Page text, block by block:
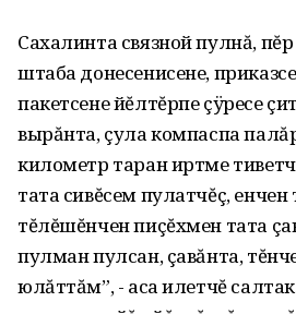
Сахалинта связной пулнă,
штаба донесенисене,
пакетсене йĕлтĕрпе çÿресе
вырăнта, çула компаспа
километр таран иртме
тата сивĕсем пулатчĕç, енчен
тĕлĕшĕнчен пиçĕхмен тата
пулман пулсан, çавăнта,
юлăттăм”, - аса илетчĕ